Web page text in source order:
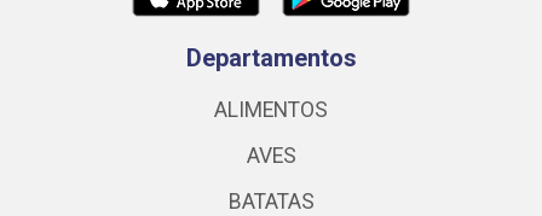
Departamentos
ALIMENTOS
AVES
BATATAS